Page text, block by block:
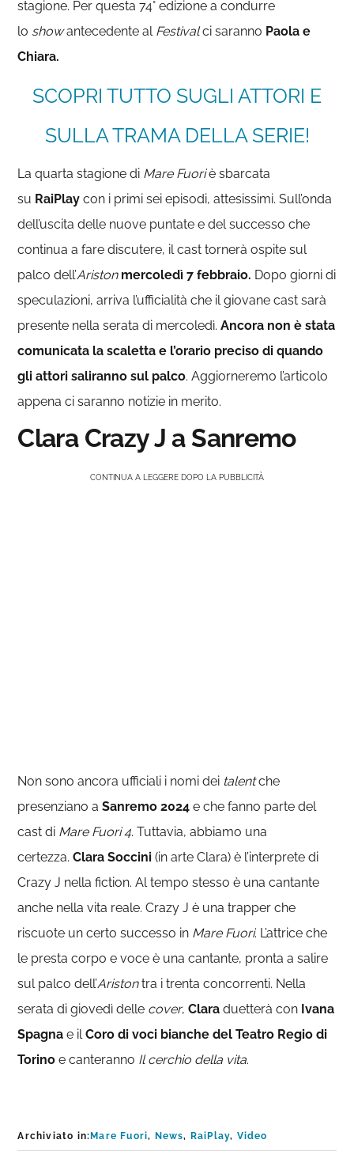
stagione. Per questa 74° edizione a condurre
lo showantecedente al Festivalci saranno Paola e
Chiara.
SCOPRI TUTTO SUGLI ATTORI E
SULLA TRAMA DELLA SERIE!
La quarta stagione di Mare Fuoriè sbarcata
su RaiPlaycon i primi sei episodi, attesissimi. Sull’onda
dell’uscita delle nuove puntate e del successo che
continua a fare discutere, il cast tornerà ospite sul
palco dell’Ariston mercoledì 7 febbraio. Dopo giorni di
speculazioni, arriva l’ufficialità che il giovane cast sarà
presente nella serata di mercoledì.Ancora non è stata
comunicata la scaletta e l’orario preciso di quando
gli attori saliranno sul palco. Aggiorneremo l’articolo
appena ci saranno notizie in merito.
Clara Crazy J a Sanremo
CONTINUA A LEGGERE DOPO LA PUBBLICITÀ
Non sono ancora ufficiali i nomi dei talentche
presenziano aSanremo 2024 e che fanno parte del
cast di Mare Fuori 4. Tuttavia, abbiamo una
certezza.Clara Soccini (in arte Clara) è l’interprete di
Crazy J nella fiction. Al tempo stesso è una cantante
anche nella vita reale. Crazy J è una trapper che
riscuote un certo successo in Mare Fuori. L’attrice che
le presta corpo e voce è una cantante, pronta a salire
sul palco dell’Aristontra i trenta concorrenti. Nella
serata di giovedì delle cover,Claraduetterà con Ivana
Spagnae ilCoro di voci bianche del Teatro Regio di
Torino e canteranno Il cerchio della vita.
Archiviato in:Mare Fuori, News, RaiPlay, Video